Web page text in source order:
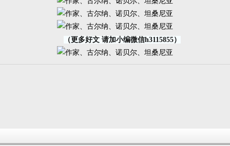
（更多好文 请加小编微信h3115855）